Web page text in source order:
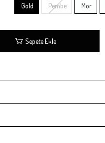
Gold Pembe Mor
Sepete Ekle